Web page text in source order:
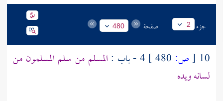
جزء 2 صفحة 480
10
[ص: 4 - باب :
المسلم من سلم المسلمون من
لسانه ويده